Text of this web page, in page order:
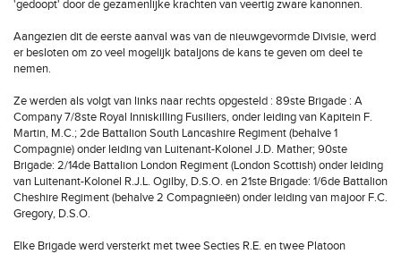
'gedoopt' door de gezamenlijke krachten van veertig zware kanonnen.
Aangezien dit de eerste aanval was van de nieuwgevormde Divisie, werd
er besloten om zo veel mogelijk bataljons de kans te geven om deel te
nemen.
Ze werden als volgt van links naar rechts opgesteld : 89ste Brigade : A
Company 7/8ste Royal Inniskilling Fusiliers, onder leiding van Kapitein F.
Martin, M.C.; 2de Battalion South Lancashire Regiment (behalve 1
Compagnie) onder leiding van Luitenant-Kolonel J.D. Mather; 90ste
Brigade: 2/14de Battalion London Regiment (London Scottish) onder leiding
van Luitenant-Kolonel R.J.L. Ogilby, D.S.O. en 21ste Brigade: 1/6de Battalion
Cheshire Regiment (behalve 2 Compagnieën) onder leiding van majoor F.C.
Gregory, D.S.O.
Elke Brigade werd versterkt met twee Secties R.E. en twee Platoon